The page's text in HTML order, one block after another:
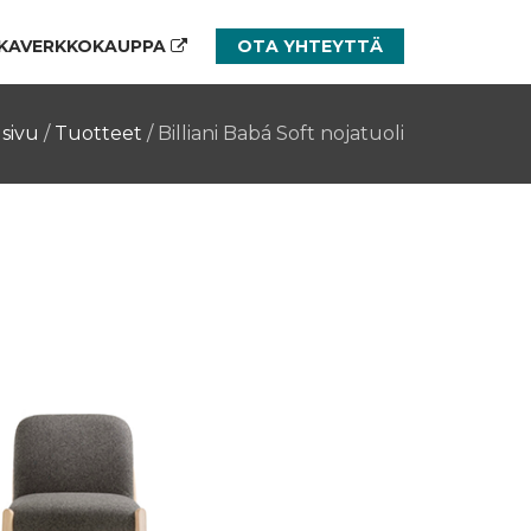
OTA YHTEYTTÄ
/ Tuotteet / Billiani Babá Soft nojatuoli